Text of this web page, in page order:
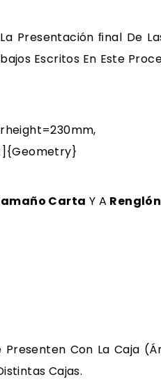
Presentación FInal De
Escritos En Este
Carta Y A
Presenten Con La Caja
Cajas.